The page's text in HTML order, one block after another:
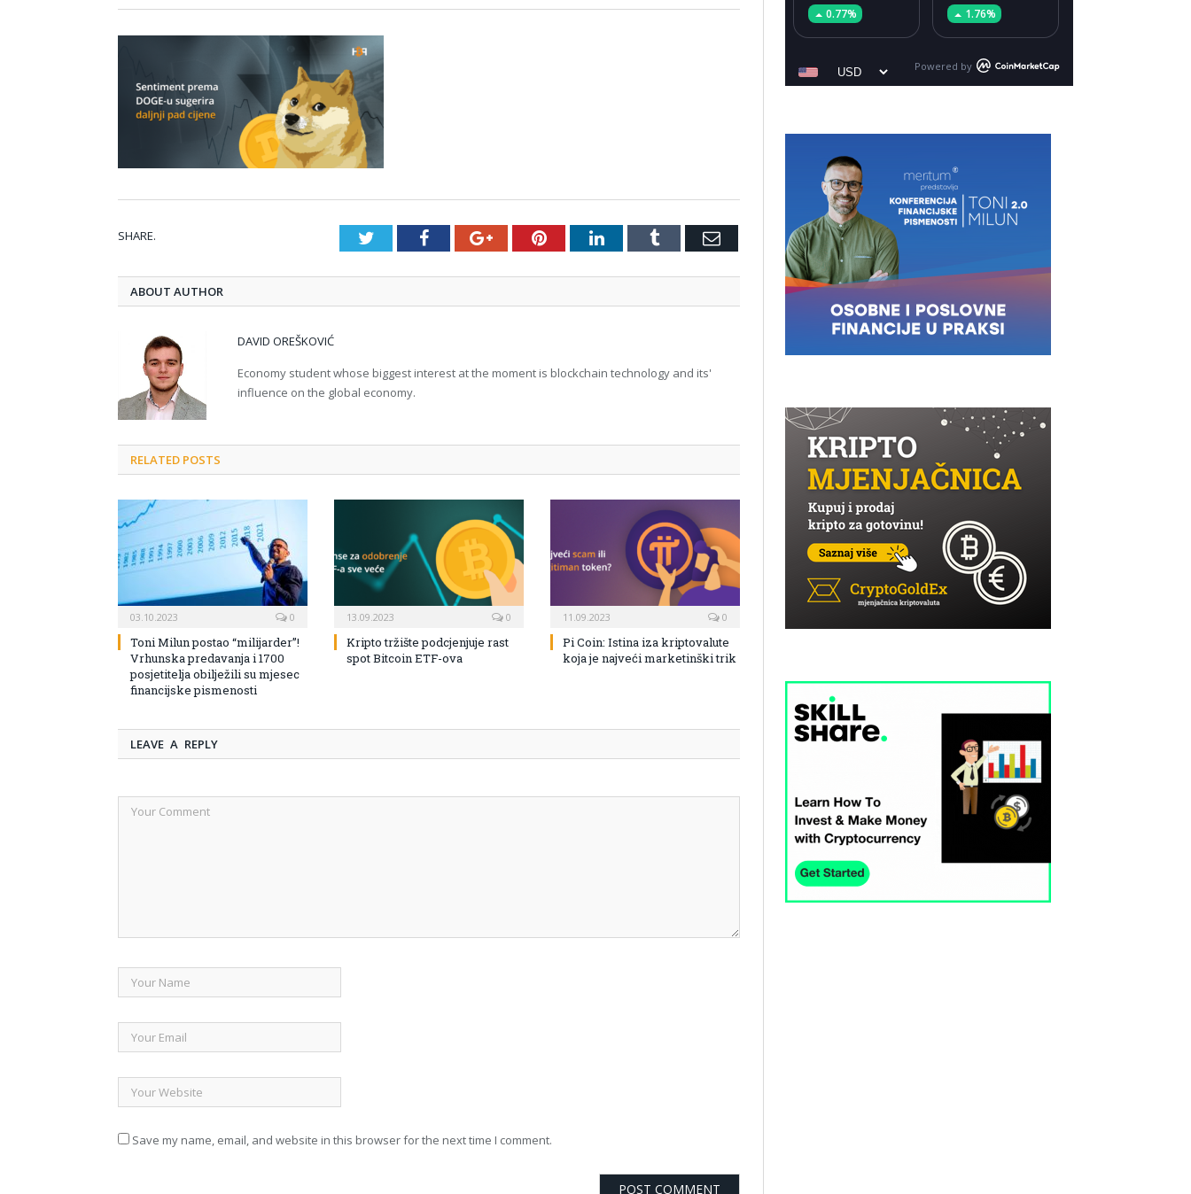
SHARE. TwitterFacebookGoogle+PinterestLinkedInTumblr Email
ABOUT AUTHOR
DAVID OREŠKOVIĆ
Economy student whose biggest interest at the moment is blockchain technology and its'
influence on the global economy.
RELATED POSTS
03.10.2023 0
Toni Milun postao “milijarder”!
Vrhunska predavanja i 1700
posjetitelja obilježili su mjesec
financijske pismenosti
13.09.2023 0
Kripto tržište podcjenjuje rast
spot Bitcoin ETF-ova
11.09.2023 0
Pi Coin: Istina iza kriptovalute
koja je najveći marketinški trik
LEAVE A REPLY
Save my name, email, and website in this browser for the next time I comment.
0.77% 1.76%
Powered by